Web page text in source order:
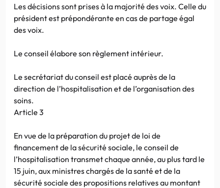
Les décisions sont prises à la majorité des voix. Celle du
président est prépondérante en cas de partage égal
des voix.
Le conseil élabore son règlement intérieur.
Le secrétariat du conseil est placé auprès de la
direction de l’hospitalisation et de l’organisation des
soins.
Article 3
En vue de la préparation du projet de loi de
financement de la sécurité sociale, le conseil de
l’hospitalisation transmet chaque année, au plus tard le
15 juin, aux ministres chargés de la santé et de la
sécurité sociale des propositions relatives au montant